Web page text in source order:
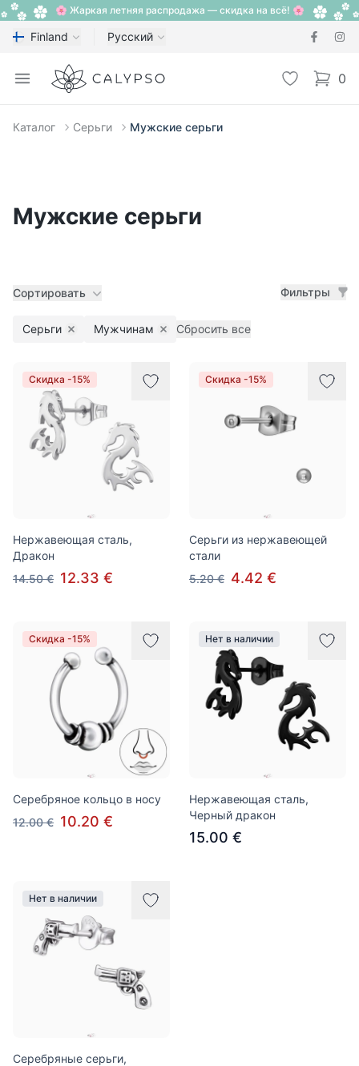
🌸 Жаркая летняя распродажа — скидка на всё! 🌸
Finland Русский
Open menu
Calypso Избранное
0
items
Каталог Серьги Мужские серьги
Мужские серьги
Сортировать Фильтры
Серьги Remove filter
Мужчинам Remove filter
Сбросить все
Товары
Скидка -15%
Нержавеющая сталь,
Дракон
14.50 € 12.33 €
Скидка -15%
Серьги из нержавеющей
стали
5.20 € 4.42 €
Скидка -15%
Серебряное кольцо в носу
12.00 € 10.20 €
Нет в наличии
Нержавеющая сталь,
Черный дракон
15.00 €
Нет в наличии
Серебряные серьги,